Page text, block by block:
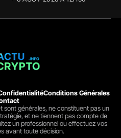
Conditions Générales
sont générales, ne constituent pas un
et ne tiennent pas compte de
un professionnel ou effectuez vos
avant toute décision.